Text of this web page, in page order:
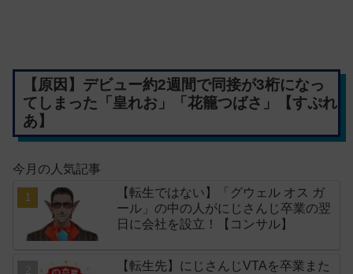
【原因】デビュー約2週間で同接が3桁になっ
てしまった「皇れお」「花籠つばさ」【すぷれ
あ】
今月の人気記事
【転生ではない】「グウェル オス ガ
ール」の中の人がにじさんじ卒業の翌
日に会社を設立！【コンサル】
【転生先】にじさんじVTAを卒業また